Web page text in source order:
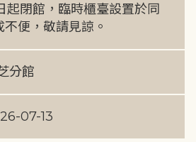
起閉館，臨時櫃臺設置於同
便，敬請見諒。
分館
07-13